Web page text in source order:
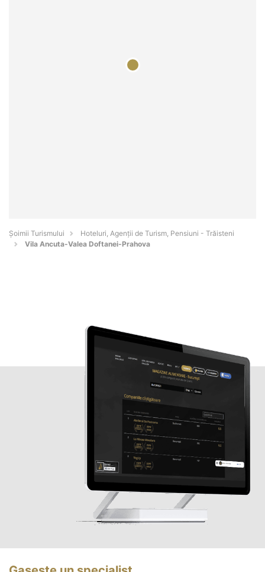
Șoimii Turismului
Hoteluri, Agenții de Turism, Pensiuni - Trăisteni
Vila Ancuta-Valea Doftanei-Prahova